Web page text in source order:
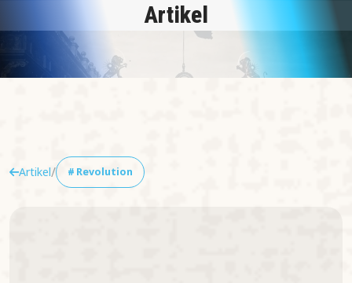
Artikel
Artikel/ # Revolution